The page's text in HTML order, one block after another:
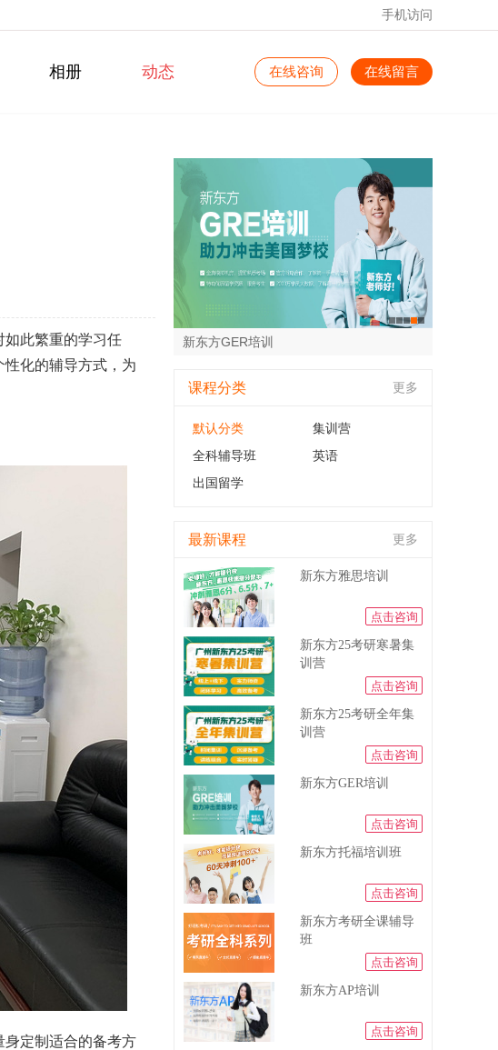
手机访问
相册 动态 在线咨询 在线留言
如此繁重的学习任
化的辅导方式，为
身定制适合的备考方
新东方GER培训
课程分类 更多
默认分类
集训营
全科辅导班
英语
出国留学
最新课程 更多
新东方雅思培训
点击咨询
新东方25考研寒暑集
训营
点击咨询
新东方25考研全年集
训营
点击咨询
新东方GER培训
点击咨询
新东方托福培训班
点击咨询
新东方考研全课辅导
班
点击咨询
新东方AP培训
点击咨询